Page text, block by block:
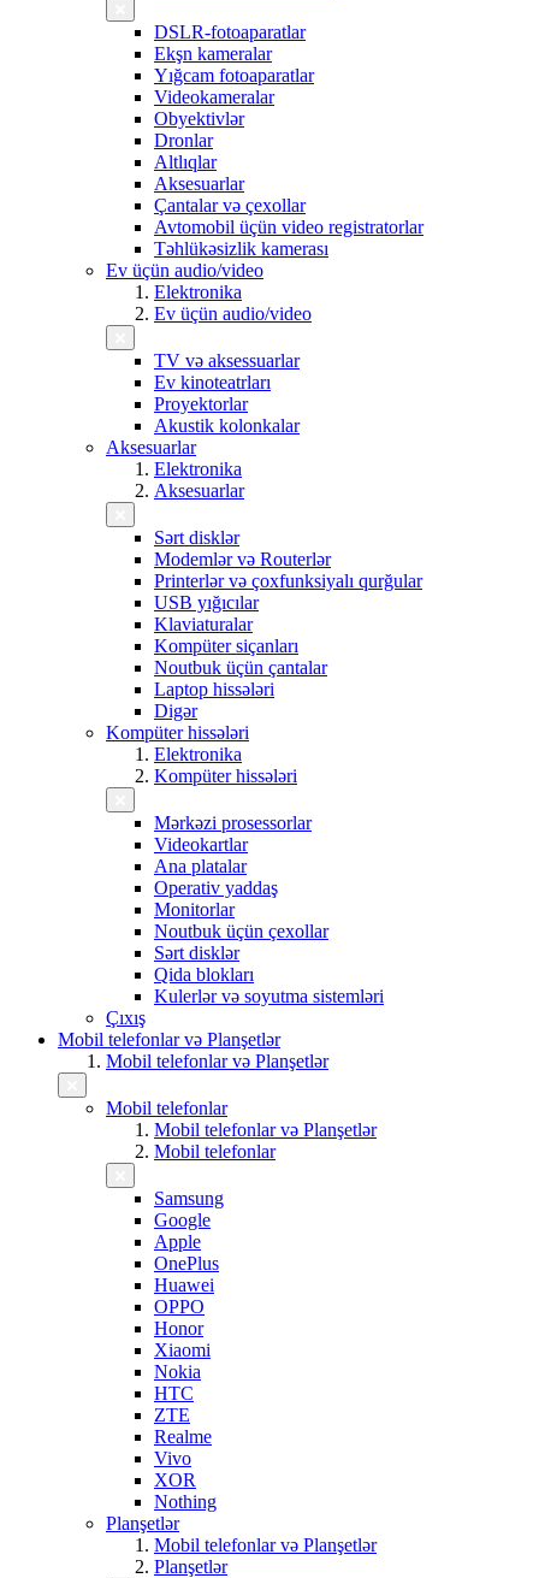
DSLR-fotoaparatlar
Ekşn kameralar
Yığcam fotoaparatlar
Videokameralar
Obyektivlər
Dronlar
Altlıqlar
Aksesuarlar
Çantalar və çexollar
Avtomobil üçün video registratorlar
Təhlükəsizlik kamerası
Ev üçün audio/video
Elektronika
Ev üçün audio/video
TV və aksessuarlar
Ev kinoteatrları
Proyektorlar
Akustik kolonkalar
Aksesuarlar
Elektronika
Aksesuarlar
Sərt disklər
Modemlər və Routerlər
Printerlər və çoxfunksiyalı qurğular
USB yığıcılar
Klaviaturalar
Kompüter siçanları
Noutbuk üçün çantalar
Laptop hissələri
Digər
Kompüter hissələri
Elektronika
Kompüter hissələri
Mərkəzi prosessorlar
Videokartlar
Ana platalar
Operativ yaddaş
Monitorlar
Noutbuk üçün çexollar
Sərt disklər
Qida blokları
Kulerlər və soyutma sistemləri
Çıxış
Mobil telefonlar və Planşetlər
Mobil telefonlar və Planşetlər
Mobil telefonlar
Mobil telefonlar və Planşetlər
Mobil telefonlar
Samsung
Google
Apple
OnePlus
Huawei
OPPO
Honor
Xiaomi
Nokia
HTC
ZTE
Realme
Vivo
XOR
Nothing
Planşetlər
Mobil telefonlar və Planşetlər
Planşetlər